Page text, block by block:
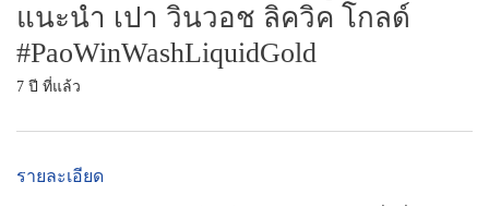
แนะนำ เปา วินวอช ลิควิค โกลด์
#PaoWinWashLiquidGold
7 ปี ที่แล้ว
รายละเอียด